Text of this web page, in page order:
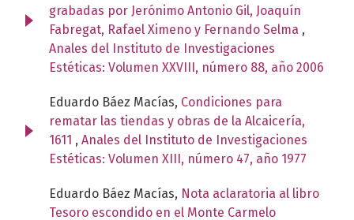
grabadas por Jerónimo Antonio Gil, Joaquín
Fabregat, Rafael Ximeno y Fernando Selma ,
Anales del Instituto de Investigaciones
Estéticas: Volumen XXVIII, número 88, año 2006
Eduardo Báez Macías, Condiciones para
rematar las tiendas y obras de la Alcaicería,
1611 , Anales del Instituto de Investigaciones
Estéticas: Volumen XIII, número 47, año 1977
Eduardo Báez Macías, Nota aclaratoria al libro
Tesoro escondido en el Monte Carmelo